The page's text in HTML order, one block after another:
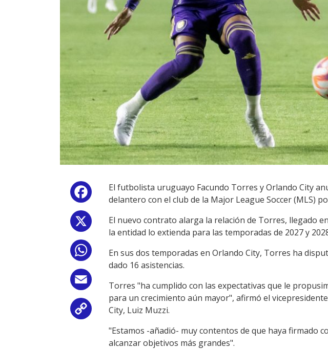
Facebook
WhatsApp
Email
Copy
Link
El futbolista uruguayo Facundo Torres y Orlando City
delantero con el club de la Major League Soccer (MLS)
El nuevo contrato alarga la relación de Torres, llegado
la entidad lo extienda para las temporadas de 2027 y
En sus dos temporadas en Orlando City, Torres ha
dado 16 asistencias.
Torres "ha cumplido con las expectativas que le
para un crecimiento aún mayor", afirmó el
City, Luiz Muzzi.
"Estamos -añadió- muy contentos de que haya
alcanzar objetivos más grandes".